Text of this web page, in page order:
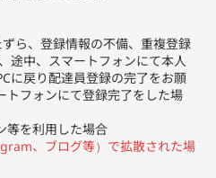
ら、登録情報の不備、重複登録
途中、スマートフォンにて本人
に戻り配達員登録の完了をお願
トフォンにて登録完了をした場
等を利用した場合
、ブログ等）で拡散された場